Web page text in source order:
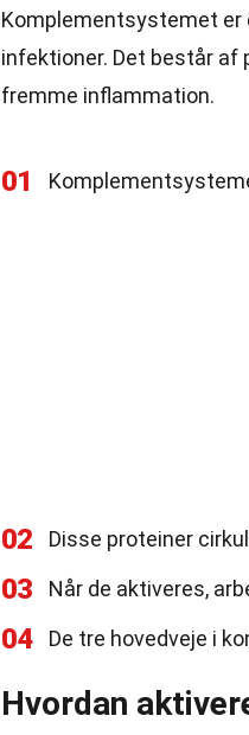
Komplementsystemet
infektioner. Det består af
fremme inflammation.
01
02 Disse proteiner
03 Når de aktiveres,
04 De tre hovedveje i
Hvordan